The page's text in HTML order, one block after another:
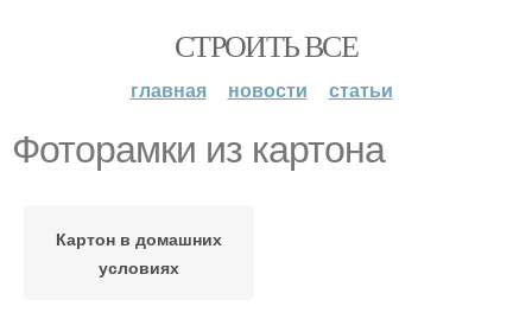
СТРОИТЬ ВСЕ
главная новости статьи
Фоторамки из картона
Картон в домашних
условиях